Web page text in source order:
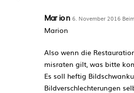
Mar io n 6. November 2016
Marion
Also wenn die
misraten gilt, was bitte
Es soll heftig
Bildverschlechterungen